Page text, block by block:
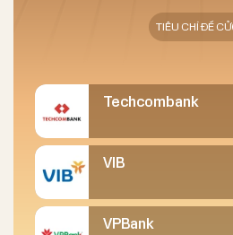
TIÊU CHÍ ĐỀ CỬ
Techcombank
VIB
VPBank